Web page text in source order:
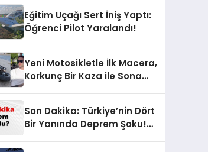
Eğitim Uçağı Sert İniş Yaptı:
Öğrenci Pilot Yaralandı!
Yeni Motosikletle İlk Macera,
Korkunç Bir Kaza ile Sona
Son Dakika: Türkiye’nin Dört
Bir Yanında Deprem Şoku!